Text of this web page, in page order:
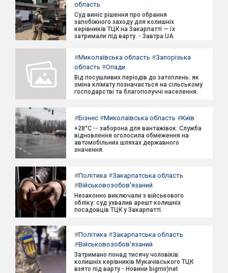
область
Суд виніс рішення про обрання
запобіжного заходу для колишніх
керівників ТЦК на Закарпатті — їх
затримали під варту. - Завтра.UA
#Миколаївська область #Запорізька
область #Опади
Від посушливих періодів до затоплень: як
зміна клімату позначається на сільському
господарстві та благополуччі населення.
#Бізнес #Миколаївська область #Київ
+28°C -- заборона для вантажівок: Служба
відновлення оголосила обмеження на
автомобільних шляхах державного
значення.
#Політика #Закарпатська область
#Військовозобов'язаний
Незаконно виключали з військового
обліку: суд ухвалив арешт колишніх
посадовців ТЦК у Закарпатті.
#Політика #Закарпатська область
#Військовозобов'язаний
Затримано понад тисячу чоловіків:
колишніх керівників Мукачівського ТЦК
взято під варту - Новини bigmir)net